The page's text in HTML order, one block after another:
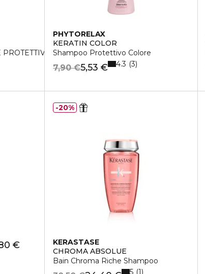
PHYTORELAX
KERATIN COLOR
Shampoo Protettivo Colore
5,53 €
7,90 € 4.3 3
€
KERASTASE
CHROMA ABSOLUE
Bain Chroma Riche Shampoo
5 1
20%